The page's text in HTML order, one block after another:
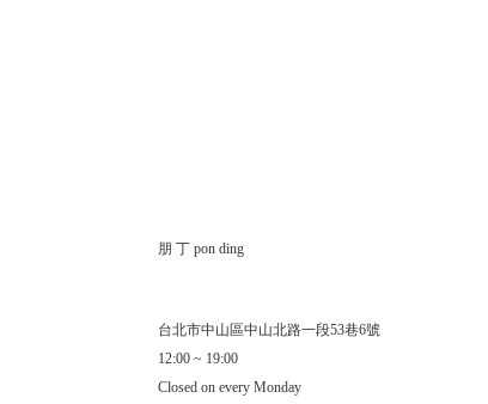
朋 丁 pon ding
台北市中山區中山北路一段53巷6號
12:00 ~ 19:00
Closed on every Monday